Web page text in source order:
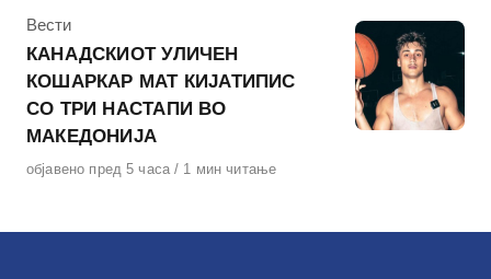
КАтегорија
Вести
КАНАДСКИОТ УЛИЧЕН
КОШАРКАР МАТ КИЈАТИПИС
СО ТРИ НАСТАПИ ВО
МАКЕДОНИЈА
Објавено
објавено пред 5 часа 1 мин читање